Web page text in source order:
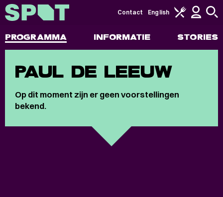
PROGRAMMA INFORMATIE STORIES
Contact English
PAUL DE LEEUW
Op dit moment zijn er geen voorstellingen
bekend.